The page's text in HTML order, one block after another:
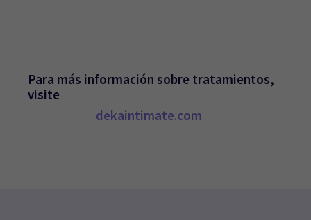
Para más información sobre tratamientos,
visite
dekaintimate.com